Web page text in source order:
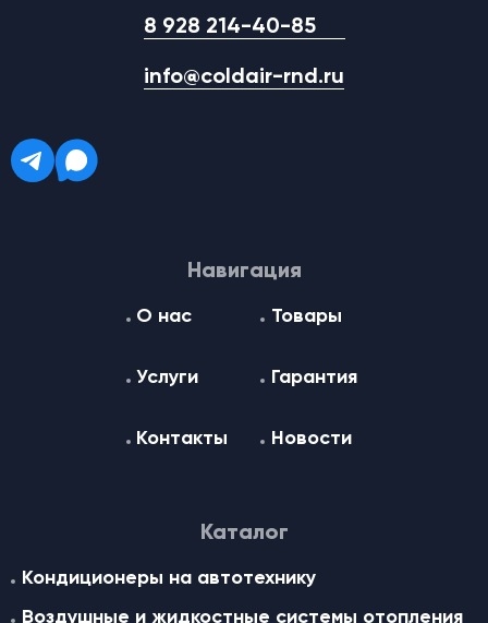
8 928 214-40-85
info@coldair-rnd.ru
Навигация
О нас Товары
Услуги Гарантия
Контакты Новости
Каталог
Кондиционеры на автотехнику
Воздушные и жидкостные cистемы отопления